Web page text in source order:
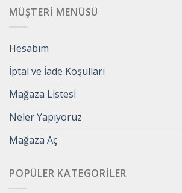
MÜŞTERI MENÜSÜ
Hesabım
İptal ve İade Koşulları
Mağaza Listesi
Neler Yapıyoruz
Mağaza Aç
POPÜLER KATEGORILER